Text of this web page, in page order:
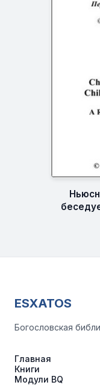
ESXATOS
Богословская
Главная
Книги
Модули BQ